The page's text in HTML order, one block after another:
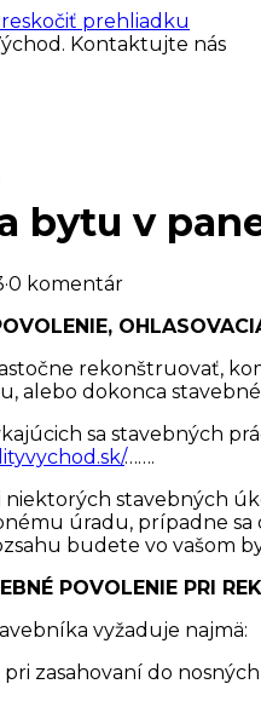
prehliadku
Kontaktujte nás
bytu v
·0 komentár
rekonštruovať,
alebo dokonca
sa stavebných
…….
stavebných
úradu, prípadne
budete vo vašom
POVOLENIE PRI
vyžaduje najmä:
pri zasahovaní do